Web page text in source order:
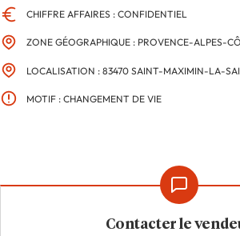
CHIFFRE AFFAIRES : CONFIDENTIEL
ZONE GÉOGRAPHIQUE : PROVENCE-ALPES-
LOCALISATION : 83470 SAINT-MAXIMIN-LA-
MOTIF : CHANGEMENT DE VIE
Contacter le